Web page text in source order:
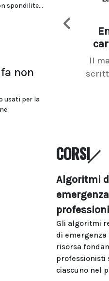
spondilite...
non
usati per la
Il
CORSI
Algoritmi
Gli algoritmi
di
risorsa
professionisti
ciascuno nel